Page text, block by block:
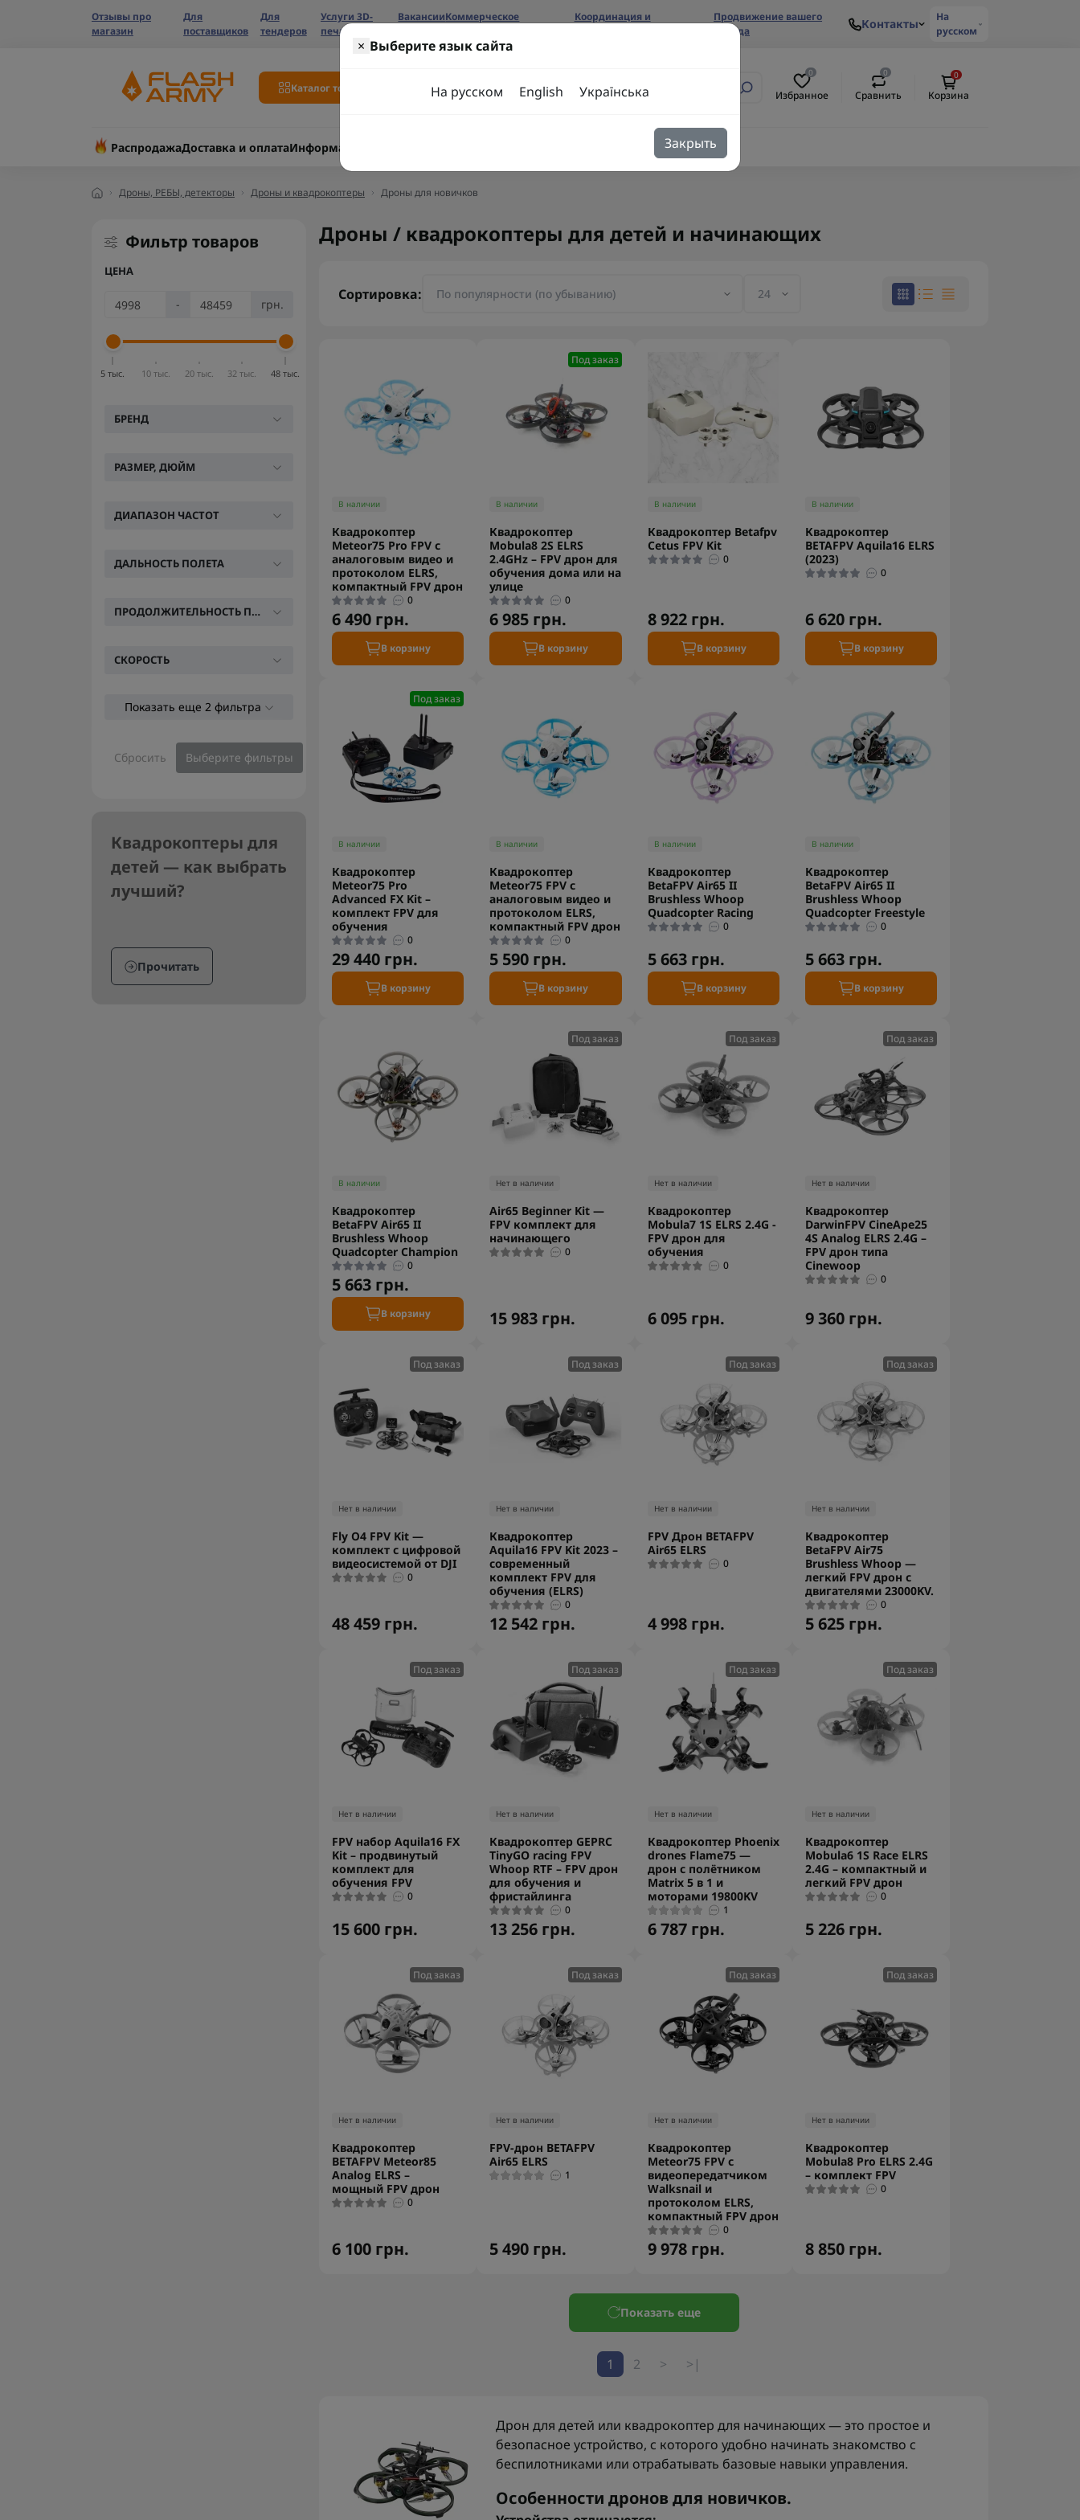
Отзывы про
магазин
Для
поставщиков
Для
тендеров
Услуги 3D-
печати
ВакансииКоммерческое
Координация и
Продвижение вашего
бренда
Контакты
На
русском
Каталог товаров
0
Избранное
0
Сравнить
0
Корзина
РаспродажаДоставка и оплатаИнформация
Дроны, РЕБЫ, детекторы Дроны и квадрокоптеры Дроны для новичков
× Выберите язык сайта
На русском English Українська
Закрыть
Фильтр товаров
ЦЕНА
- грн.
5 тыс. 10 тыс. 20 тыс. 32 тыс. 48 тыс.
БРЕНД
РАЗМЕР, ДЮЙМ
ДИАПАЗОН ЧАСТОТ
ДАЛЬНОСТЬ ПОЛЕТА
ПРОДОЛЖИТЕЛЬНОСТЬ ПОЛЕТА
СКОРОСТЬ
Показать еще 2 фильтра
Сбросить Выберите фильтры
Квадрокоптеры для
детей — как выбрать
лучший?
Прочитать
Дроны / квадрокоптеры для детей и начинающих
Сортировка:
В наличии
Квадрокоптер
Meteor75 Pro FPV с
аналоговым видео и
протоколом ELRS,
компактный FPV дрон
0
6 490 грн.
В корзину
Под заказ
В наличии
Квадрокоптер
Mobula8 2S ELRS
2.4GHz – FPV дрон для
обучения дома или на
улице
0
6 985 грн.
В корзину
В наличии
Квадрокоптер Betafpv
Cetus FPV Kit
0
8 922 грн.
В корзину
В наличии
Квадрокоптер
BETAFPV Aquila16 ELRS
(2023)
0
6 620 грн.
В корзину
Под заказ
В наличии
Квадрокоптер
Meteor75 Pro
Advanced FX Kit –
комплект FPV для
обучения
0
29 440 грн.
В корзину
В наличии
Квадрокоптер
Meteor75 FPV с
аналоговым видео и
протоколом ELRS,
компактный FPV дрон
0
5 590 грн.
В корзину
В наличии
Квадрокоптер
BetaFPV Air65 II
Brushless Whoop
Quadcopter Racing
0
5 663 грн.
В корзину
В наличии
Квадрокоптер
BetaFPV Air65 II
Brushless Whoop
Quadcopter Freestyle
0
5 663 грн.
В корзину
В наличии
Квадрокоптер
BetaFPV Air65 II
Brushless Whoop
Quadcopter Champion
0
5 663 грн.
В корзину
Под заказ
Нет в наличии
Air65 Beginner Kit —
FPV комплект для
начинающего
0
15 983 грн.
Под заказ
Нет в наличии
Квадрокоптер
Mobula7 1S ELRS 2.4G -
FPV дрон для
обучения
0
6 095 грн.
Под заказ
Нет в наличии
Квадрокоптер
DarwinFPV CineApe25
4S Analog ELRS 2.4G –
FPV дрон типа
Cinewoop
0
9 360 грн.
Под заказ
Нет в наличии
Fly О4 FPV Kit —
комплект с цифровой
видеосистемой от DJI
0
48 459 грн.
Под заказ
Нет в наличии
Квадрокоптер
Aquila16 FPV Kit 2023 –
современный
комплект FPV для
обучения (ELRS)
0
12 542 грн.
Под заказ
Нет в наличии
FPV Дрон BETAFPV
Air65 ELRS
0
4 998 грн.
Под заказ
Нет в наличии
Квадрокоптер
BetaFPV Air75
Brushless Whoop —
легкий FPV дрон с
двигателями 23000KV.
0
5 625 грн.
Под заказ
Нет в наличии
FPV набор Aquila16 FX
Kit – продвинутый
комплект для
обучения FPV
0
15 600 грн.
Под заказ
Нет в наличии
Квадрокоптер GEPRC
TinyGO racing FPV
Whoop RTF – FPV дрон
для обучения и
фристайлинга
0
13 256 грн.
Под заказ
Нет в наличии
Квадрокоптер Phoenix
drones Flame75 —
дрон с полётником
Matrix 5 в 1 и
моторами 19800KV
1
6 787 грн.
Под заказ
Нет в наличии
Квадрокоптер
Mobula6 1S Race ELRS
2.4G – компактный и
легкий FPV дрон
0
5 226 грн.
Под заказ
Нет в наличии
Квадрокоптер
BETAFPV Meteor85
Analog ELRS –
мощный FPV дрон
0
6 100 грн.
Под заказ
Нет в наличии
FPV-дрон BETAFPV
Air65 ELRS
1
5 490 грн.
Под заказ
Нет в наличии
Квадрокоптер
Meteor75 FPV с
видеопередатчиком
Walksnail и
протоколом ELRS,
компактный FPV дрон
0
9 978 грн.
Под заказ
Нет в наличии
Квадрокоптер
Mobula8 Pro ELRS 2.4G
– комплект FPV
0
8 850 грн.
Показать еще
1 2 > >|
Дрон для детей или квадрокоптер для начинающих — это простое и
безопасное устройство, с которого удобно начинать знакомство с
беспилотниками или отрабатывать базовые навыки управления.
Особенности дронов для новичков.